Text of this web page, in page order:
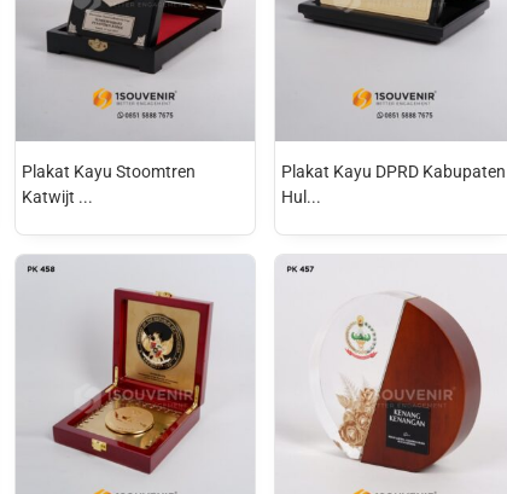
Plakat Kayu Stoomtren
Katwijt ...
Plakat Kayu DPRD Kabupaten
Hul...